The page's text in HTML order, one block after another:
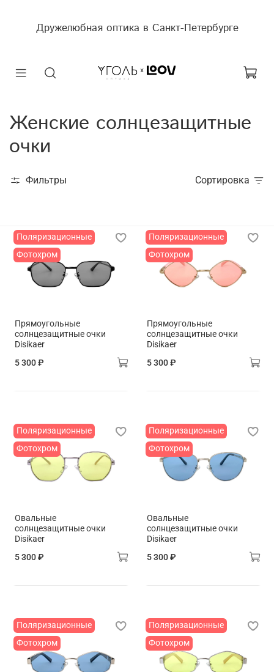
Дружелюбная оптика в Санкт-Петербурге
Женские солнцезащитные
очки
Фильтры Сортировка
Поляризационные
Фотохром
Прямоугольные
солнцезащитные очки
Disikaer
5 300 ₽
Поляризационные
Фотохром
Прямоугольные
солнцезащитные очки
Disikaer
5 300 ₽
Поляризационные
Фотохром
Овальные
солнцезащитные очки
Disikaer
5 300 ₽
Поляризационные
Фотохром
Овальные
солнцезащитные очки
Disikaer
5 300 ₽
Поляризационные
Фотохром
Поляризационные
Фотохром